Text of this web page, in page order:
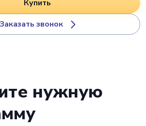
Купить
Заказать звонок
нужную